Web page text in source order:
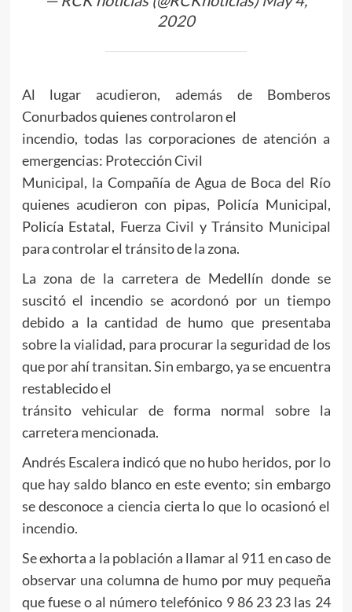
2020
Al lugar acudieron, además de Bomberos
Conurbados quienes controlaron el
incendio, todas las corporaciones de atención a
emergencias: Protección Civil
Municipal, la Compañía de Agua de Boca del Río
quienes acudieron con pipas, Policía Municipal,
Policía Estatal, Fuerza Civil y Tránsito Municipal
para controlar el tránsito de la zona.
La zona de la carretera de Medellín donde se
suscitó el incendio se acordonó por un tiempo
debido a la cantidad de humo que presentaba
sobre la vialidad, para procurar la seguridad de los
que por ahí transitan. Sin embargo, ya se encuentra
restablecido el
tránsito vehicular de forma normal sobre la
carretera mencionada.
Andrés Escalera indicó que no hubo heridos, por lo
que hay saldo blanco en este evento; sin embargo
se desconoce a ciencia cierta lo que lo ocasionó el
incendio.
Se exhorta a la población a llamar al 911 en caso de
observar una columna de humo por muy pequeña
que fuese o al número telefónico 9 86 23 23 las 24